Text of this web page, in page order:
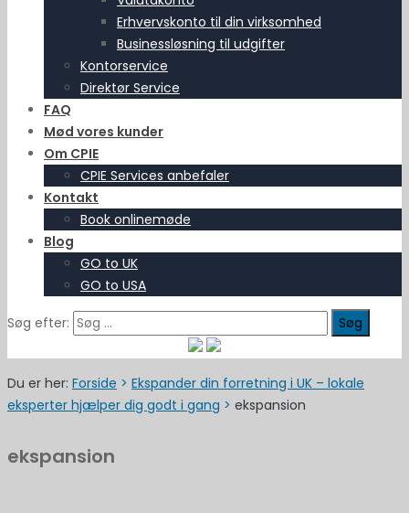
Erhvervskonto til din virksomhed
Businessløsning til udgifter
Kontorservice
Direktør Service
FAQ
Mød vores kunder
Om CPIE
CPIE Services anbefaler
Kontakt
Book onlinemøde
Blog
GO to UK
GO to USA
Søg efter:
Du er her: Forside > Ekspander din forretning i UK – lokale
eksperter hjælper dig godt i gang > ekspansion
ekspansion